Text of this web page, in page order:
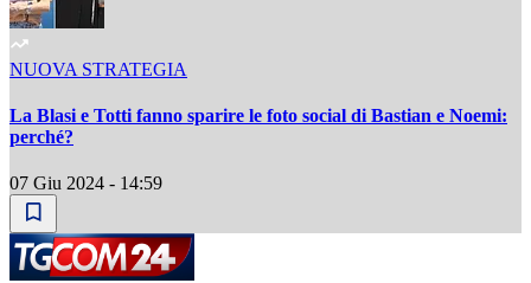
NUOVA STRATEGIA
La Blasi e Totti fanno sparire le foto social di Bastian e Noemi:
perché?
07 Giu 2024 - 14:59